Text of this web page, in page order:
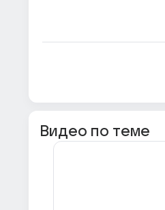
Видео по теме